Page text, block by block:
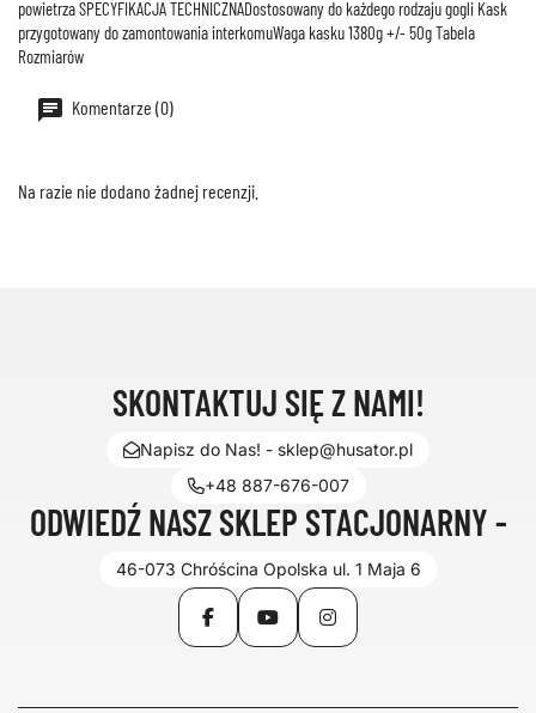
powietrza SPECYFIKACJA TECHNICZNADostosowany do każdego rodzaju gogli Kask
przygotowany do zamontowania interkomuWaga kasku 1380g +/- 50g Tabela
Rozmiarów
Komentarze (0)
Na razie nie dodano żadnej recenzji.
SKONTAKTUJ SIĘ Z NAMI!
Napisz do Nas! - sklep@husator.pl
+48 887-676-007
ODWIEDŹ NASZ SKLEP STACJONARNY -
46-073 Chróścina Opolska ul. 1 Maja 6
FacebookYouTubeInstagram